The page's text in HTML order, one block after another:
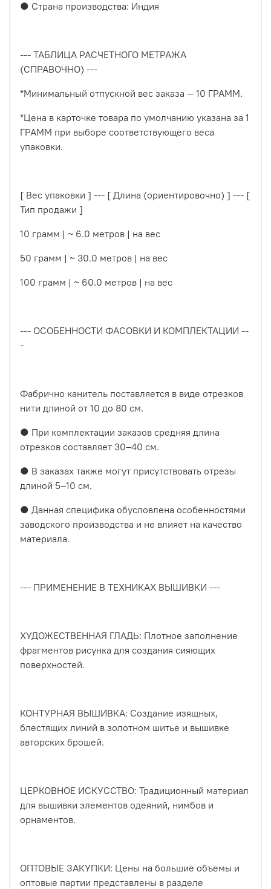
● Страна производства: Индия
--- ТАБЛИЦА РАСЧЕТНОГО МЕТРАЖА
(СПРАВОЧНО) ---
*Минимальный отпускной вес заказа — 10 ГРАММ.
*Цена в карточке товара по умолчанию указана за 1
ГРАММ при выборе соответствующего веса
упаковки.
[ Вес упаковки ] --- [ Длина (ориентировочно) ] --- [
Тип продажи ]
10 грамм | ~ 6.0 метров | на вес
50 грамм | ~ 30.0 метров | на вес
100 грамм | ~ 60.0 метров | на вес
--- ОСОБЕННОСТИ ФАСОВКИ И КОМПЛЕКТАЦИИ --
-
Фабрично канитель поставляется в виде отрезков
нити длиной от 10 до 80 см.
● При комплектации заказов средняя длина
отрезков составляет 30–40 см.
● В заказах также могут присутствовать отрезы
длиной 5–10 см.
● Данная специфика обусловлена особенностями
заводского производства и не влияет на качество
материала.
--- ПРИМЕНЕНИЕ В ТЕХНИКАХ ВЫШИВКИ ---
ХУДОЖЕСТВЕННАЯ ГЛАДЬ: Плотное заполнение
фрагментов рисунка для создания сияющих
поверхностей.
КОНТУРНАЯ ВЫШИВКА: Создание изящных,
блестящих линий в золотном шитье и вышивке
авторских брошей.
ЦЕРКОВНОЕ ИСКУССТВО: Традиционный материал
для вышивки элементов одеяний, нимбов и
орнаментов.
ОПТОВЫЕ ЗАКУПКИ: Цены на большие объемы и
оптовые партии представлены в разделе